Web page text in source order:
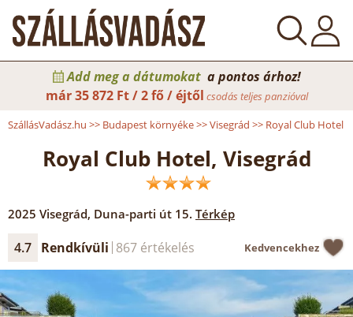
Add meg a dátumokat a pontos árhoz!
már35 872 Ft / 2 fő / éjtől csodás teljes panzióval
SzállásVadász.hu >> Budapest környéke>>Visegrád >> Royal Club Hotel
Royal Club Hotel, Visegrád
2025 Visegrád, Duna-parti út 15. Térkép
4.7 Rendkívüli 867 értékelés Kedvencekhez